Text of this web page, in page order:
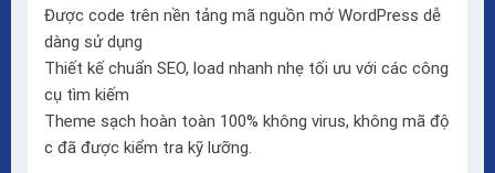
Được code trên nền tảng mã nguồn mở WordPress dễ
dàng sử dụng
Thiết kế chuẩn SEO, load nhanh nhẹ tối ưu với các công
cụ tìm kiếm
Theme sạch hoàn toàn 100% không virus, không mã độ
c đã được kiểm tra kỹ lưỡng.